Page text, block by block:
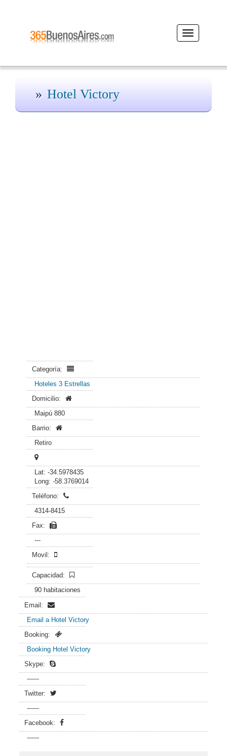
Desplegar
navegación
Hotel Victory
Categoría:
Hoteles 3 Estrellas
Domicilio:
Maipú 880
Barrio:
Retiro
Lat: -34.5978435
Long: -58.3769014
Teléfono:
4314-8415
Fax:
---
Movil:
Capacidad:
90 habitaciones
Email:
Email a Hotel Victory
Booking:
Booking Hotel Victory
Skype:
------
Twitter:
------
Facebook:
------